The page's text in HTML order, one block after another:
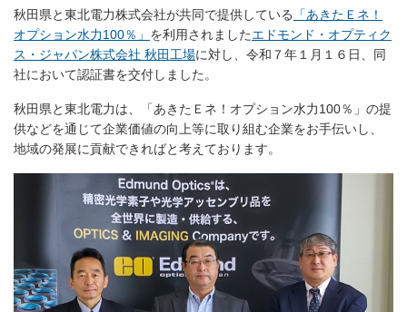
秋田県と東北電力株式会社が共同で提供している
「あきたＥネ！
オプション水力100％」 を利用されましたエドモンド・オプティク
ス・ジャパン株式会社 秋田工場に対し、令和７年１月１６日、同
社において認証書を交付しました。
秋田県と東北電力は、「あきたＥネ！オプション水力100％」の提
供などを通じて企業価値の向上等に取り組む企業をお手伝いし、
地域の発展に貢献できればと考えております。